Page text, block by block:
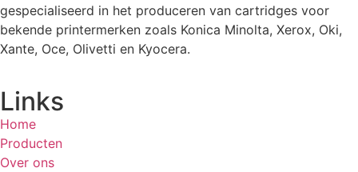
gespecialiseerd in het produceren van cartridges voor
bekende printermerken zoals Konica Minolta, Xerox, Oki,
Xante, Oce, Olivetti en Kyocera.
Links
Home
Producten
Over ons